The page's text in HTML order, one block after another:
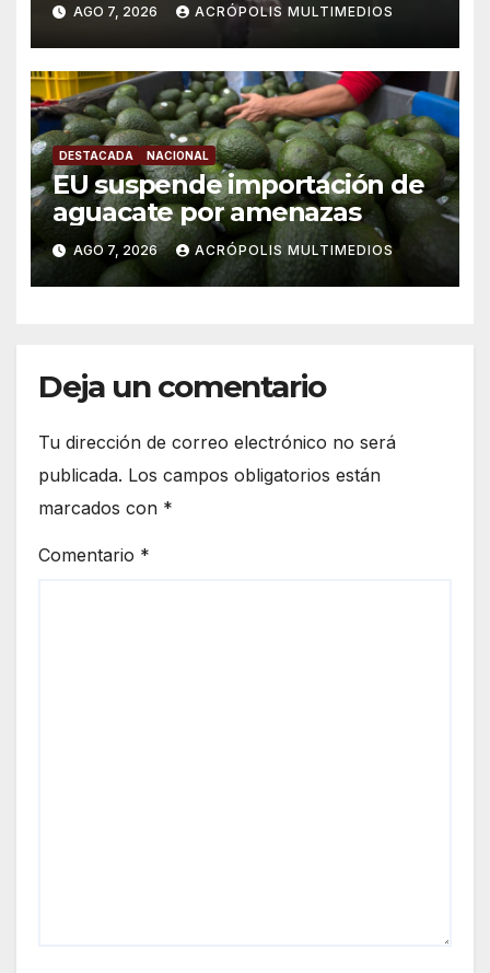
AGO 7, 2026 ACRÓPOLIS MULTIMEDIOS
DESTACADA NACIONAL
EU suspende importación de
aguacate por amenazas
AGO 7, 2026 ACRÓPOLIS MULTIMEDIOS
Deja un comentario
Tu dirección de correo electrónico no será
publicada. Los campos obligatorios están
marcados con *
Comentario *